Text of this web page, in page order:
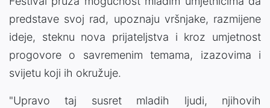
predstave svoj rad, upoznaju vršnjake, razmijene
ideje, steknu nova prijateljstva i kroz umjetnost
progovore o savremenim temama, izazovima i
svijetu koji ih okružuje.
"Upravo taj susret mladih ljudi, njihovih